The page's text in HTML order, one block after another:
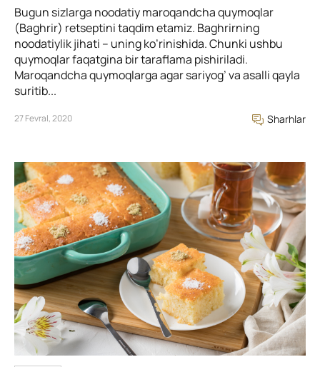
Bugun sizlarga noodatiy maroqandcha quymoqlar
(Baghrir) retseptini taqdim etamiz. Baghrirning
noodatiylik jihati – uning ko’rinishida. Chunki ushbu
quymoqlar faqatgina bir taraflama pishiriladi.
Maroqandcha quymoqlarga agar sariyog’ va asalli qayla
suritib...
27 Fevral, 2020 Sharhlar